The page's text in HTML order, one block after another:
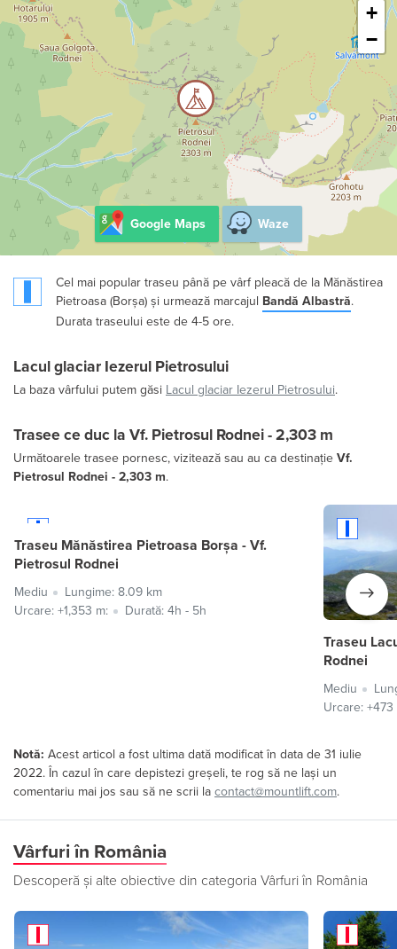
+
−
Google Maps Waze
Cel mai popular traseu până pe vârf pleacă de la Mănăstirea
Pietroasa (Borșa) și urmează marcajul Bandă Albastră.
Durata traseului este de 4-5 ore.
Lacul glaciar Iezerul Pietrosului
La baza vârfului putem găsi Lacul glaciar Iezerul Pietrosului.
Trasee ce duc la Vf. Pietrosul Rodnei - 2,303 m
Următoarele trasee pornesc, vizitează sau au ca destinație Vf.
Pietrosul Rodnei - 2,303 m.
Traseu Mănăstirea Pietroasa Borșa - Vf.
Pietrosul Rodnei
Mediu
Lungime: 8.09 km
Urcare: +1,353 m:
Durată: 4h - 5h
Traseu
Rodnei
Mediu
Urcare: +473
Notă: Acest articol a fost ultima dată modificat în data de 31 iulie
2022. În cazul în care depistezi greșeli, te rog să ne lași un
comentariu mai jos sau să ne scrii la contact@mountlift.com.
Vârfuri în România
Descoperă și alte obiective din categoria Vârfuri în România